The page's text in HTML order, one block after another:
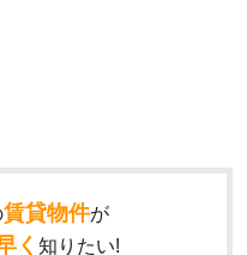
賃貸物件が
く 知りたい!